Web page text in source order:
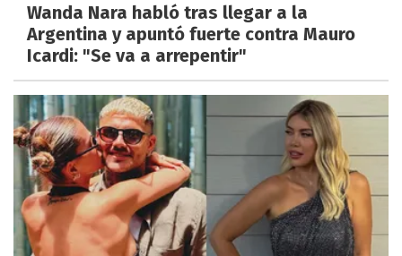
Wanda Nara habló tras llegar a la
Argentina y apuntó fuerte contra Mauro
Icardi: "Se va a arrepentir"